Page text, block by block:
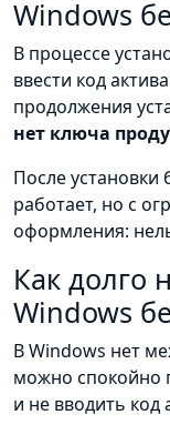
Windows
В процессе
ввести код
продолжения
нет ключа
После установки
работает, но с
оформления:
Как долго
Windows
В Windows нет
можно спокойно
и не вводить код